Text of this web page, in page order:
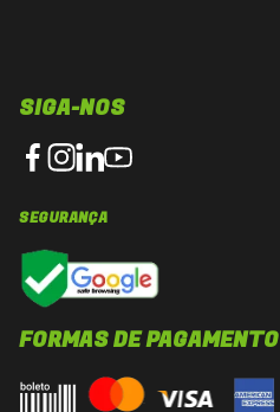
SIGA-NOS
SEGURANÇA
FORMAS DE PAGAMENTO